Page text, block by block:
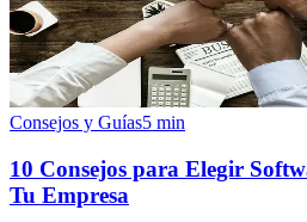
Consejos y Guías5 min
10 Consejos para Elegir
Tu Empresa